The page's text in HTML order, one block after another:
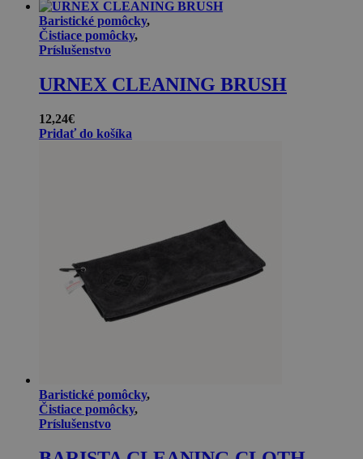
Baristické pomôcky,
Čistiace pomôcky,
Príslušenstvo
URNEX CLEANING BRUSH
12,24€
Pridať do košíka
Baristické pomôcky,
Čistiace pomôcky,
Príslušenstvo